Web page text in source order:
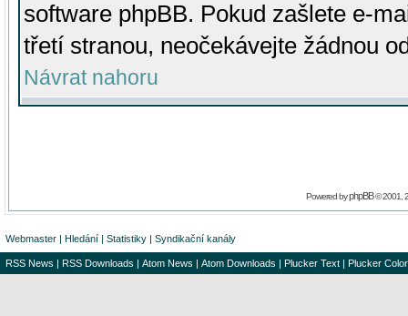
software phpBB. Pokud zašlete e-
třetí stranou, neočekávejte žádnou
Návrat nahoru
Powered byphpBB© 2001,
Webmaster | Hledání | Statistiky | Syndikační kanály
RSS News | RSS Downloads | Atom News | Atom Downloads | Plucker Text | Plucker Color